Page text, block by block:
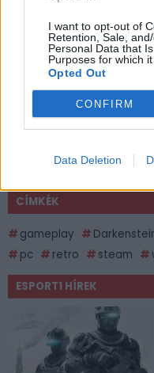
I want to opt-out of
Retention, Sale,
Personal Data that
Purposes for which it
Opted Out
CONFIRM
Data Deletion
CÍMKÉK
gameplay
pc
retro steam
ESPORT1 HÍREK